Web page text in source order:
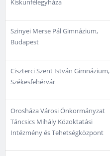
Kiskunfélegyháza
Szinyei Merse Pál Gimnázium,
Budapest
Ciszterci Szent István Gimnázium,
Székesfehérvár
Orosháza Városi Önkormányzat
Táncsics Mihály Közoktatási
Intézmény és Tehetségközpont